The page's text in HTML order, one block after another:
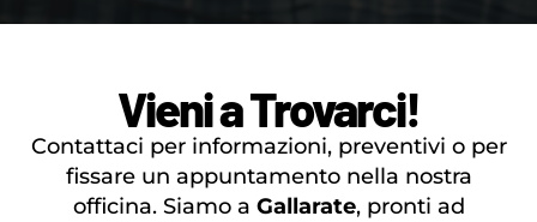
Vieni a Trovarci!
Contattaci per informazioni, preventivi o per
fissare un appuntamento nella nostra
officina. Siamo a Gallarate, pronti ad